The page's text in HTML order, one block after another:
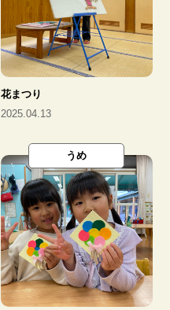
花まつり
2025.04.13
うめ